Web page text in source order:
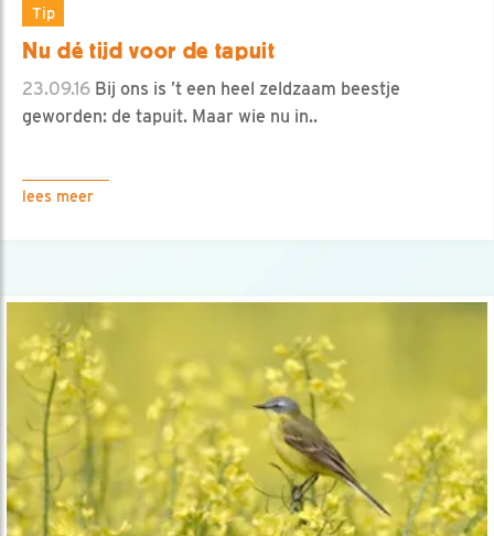
Tip
Nu dé tijd voor de tapuit
23.09.16 Bij ons is ’t een heel zeldzaam beestje
geworden: de tapuit. Maar wie nu in..
lees meer